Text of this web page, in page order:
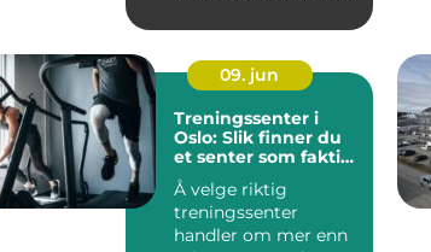
09. jun
Treningssenter i
Oslo: Slik finner du
et senter som faktisk
blir brukt
Å velge riktig
treningssenter
handler om mer enn